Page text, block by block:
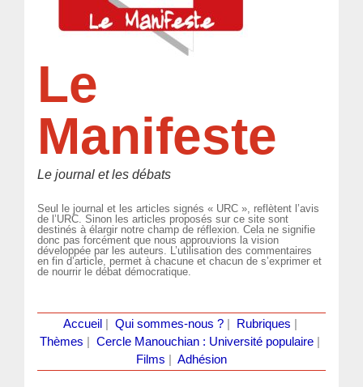
Le
Manifeste
Le journal et les débats
Seul le journal et les articles signés « URC », reflètent l’avis
de l’URC. Sinon les articles proposés sur ce site sont
destinés à élargir notre champ de réflexion. Cela ne signifie
donc pas forcément que nous approuvions la vision
développée par les auteurs. L’utilisation des commentaires
en fin d’article, permet à chacune et chacun de s’exprimer et
de nourrir le débat démocratique.
Accueil Qui sommes-nous ?| Rubriques
Thèmes
Cercle Manouchian : Université populaire
Films
Adhésion